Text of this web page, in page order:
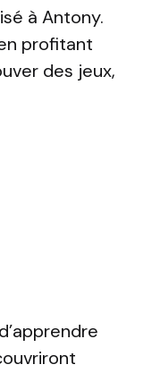
à Antony.
profitant
des jeux,